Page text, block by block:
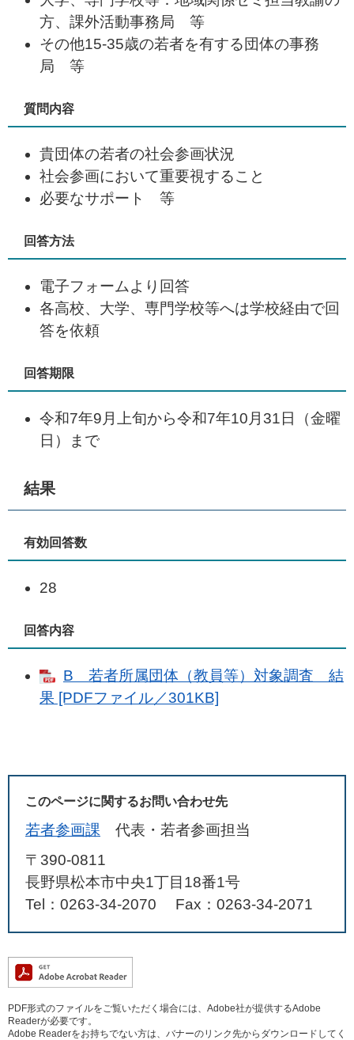
方、課外活動事務局 等
その他15-35歳の若者を有する団体の事務
局 等
質問内容
貴団体の若者の社会参画状況
社会参画において重要視すること
必要なサポート 等
回答方法
電子フォームより回答
各高校、大学、専門学校等へは学校経由で回
答を依頼
回答期限
令和7年9月上旬から令和7年10月31日（金曜
日）まで
結果
有効回答数
28
回答内容
B 若者所属団体（教員等）対象調査 結
果 [PDFファイル／301KB]
このページに関するお問い合わせ先
若者参画課
代表・若者参画担当
〒390-0811
長野県松本市中央1丁目18番1号
Tel：0263-34-2070
Fax：0263-34-2071
PDF形式のファイルをご覧いただく場合には、Adobe社が提供するAdobe
Readerが必要です。
Adobe Readerをお持ちでない方は、バナーのリンク先からダウンロードしてく